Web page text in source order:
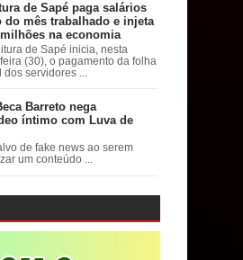
de Sapé paga salários
do mês trabalhado e injeta
milhões na economia
de Sapé inicia, nesta
(30), o pagamento da folha
servidores ...
Barreto nega
íntimo com Luva de
de fake news ao serem
um conteúdo ...